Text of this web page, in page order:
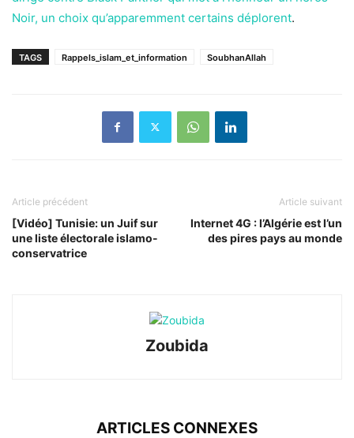
Noir, un choix qu’apparemment certains déplorent.
TAGS Rappels_islam_et_information SoubhanAllah
Article précédent
[Vidéo] Tunisie: un Juif sur
une liste électorale islamo-
conservatrice
Article suivant
Internet 4G : l’Algérie est l’un
des pires pays au monde
Zoubida
ARTICLES CONNEXES